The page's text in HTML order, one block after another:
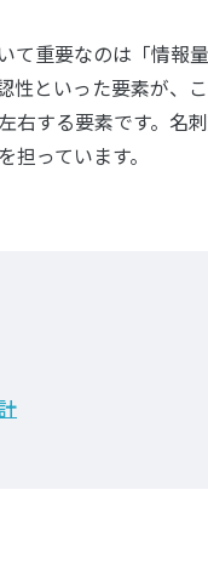
て重要なのは「情報
性といった要素が、
右する要素です。名
っています。